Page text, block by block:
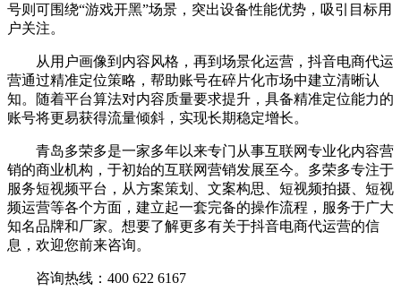
号则可围绕“游戏开黑”场景，突出设备性能优势，吸引目标用
户关注。
从用户画像到内容风格，再到场景化运营，抖音电商代运
营通过精准定位策略，帮助账号在碎片化市场中建立清晰认
知。随着平台算法对内容质量要求提升，具备精准定位能力的
账号将更易获得流量倾斜，实现长期稳定增长。
青岛多荣多是一家多年以来专门从事互联网专业化内容营
销的商业机构，于初始的互联网营销发展至今。多荣多专注于
服务短视频平台，从方案策划、文案构思、短视频拍摄、短视
频运营等各个方面，建立起一套完备的操作流程，服务于广大
知名品牌和厂家。想要了解更多有关于抖音电商代运营的信
息，欢迎您前来咨询。
咨询热线：400 622 6167